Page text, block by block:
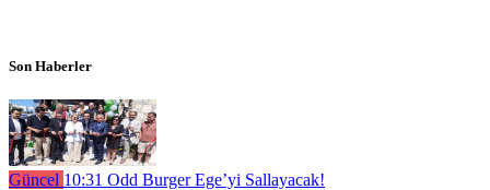
Son Haberler
Güncel 10:31 Odd Burger Ege’yi Sallayacak!